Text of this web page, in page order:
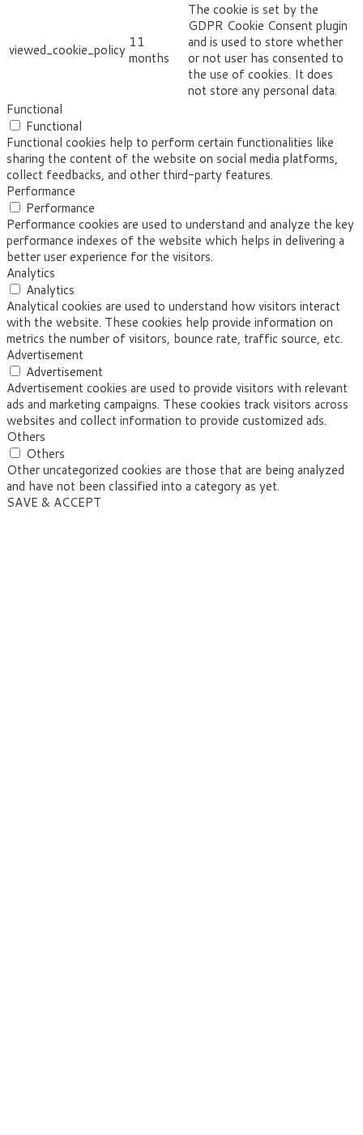
viewed_cookie_policy 11
months
The cookie is set by the
GDPR Cookie Consent plugin
and is used to store whether
or not user has consented to
the use of cookies. It does
not store any personal data.
Functional
Functional
Functional cookies help to perform certain functionalities like
sharing the content of the website on social media platforms,
collect feedbacks, and other third-party features.
Performance
Performance
Performance cookies are used to understand and analyze the key
performance indexes of the website which helps in delivering a
better user experience for the visitors.
Analytics
Analytics
Analytical cookies are used to understand how visitors interact
with the website. These cookies help provide information on
metrics the number of visitors, bounce rate, traffic source, etc.
Advertisement
Advertisement
Advertisement cookies are used to provide visitors with relevant
ads and marketing campaigns. These cookies track visitors across
websites and collect information to provide customized ads.
Others
Others
Other uncategorized cookies are those that are being analyzed
and have not been classified into a category as yet.
SAVE & ACCEPT